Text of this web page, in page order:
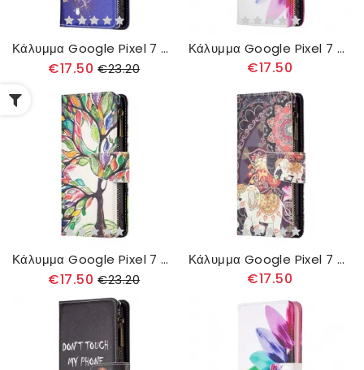
Κάλυμμα Google Pixel 7 πορτοφολι Πορτοφόλι Πεταλούδων
€17.50 €23.20
Κάλυμμα Google Pixel 7 πορτοφολι Πορτοφόλι Λουλουδιών
€17.50
Κάλυμμα Google Pixel 7 πορτοφολι Tree Wallet
€17.50 €23.20
Κάλυμμα Google Pixel 7 πορτοφολι Πορτοφόλι Ελέφαντα
€17.50